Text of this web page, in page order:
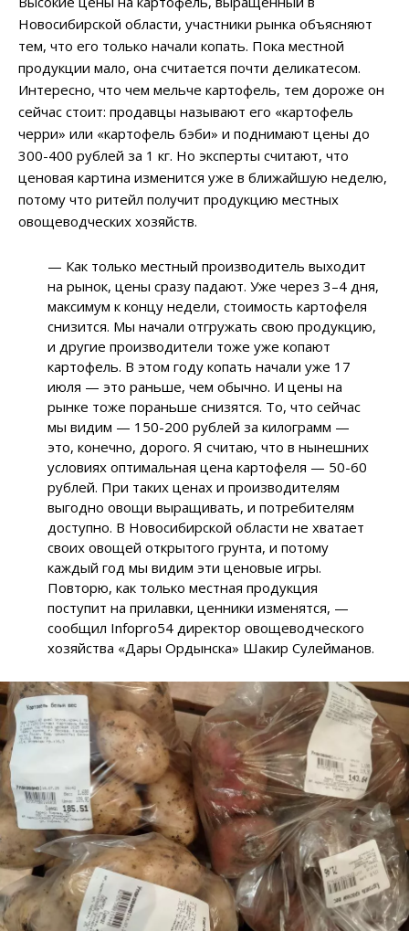
Новосибирской области, участники рынка объясняют
тем, что его только начали копать. Пока местной
продукции мало, она считается почти деликатесом.
Интересно, что чем мельче картофель, тем дороже он
сейчас стоит: продавцы называют его «картофель
черри» или «картофель бэби» и поднимают цены до
300-400 рублей за 1 кг. Но эксперты считают, что
ценовая картина изменится уже в ближайшую неделю,
потому что ритейл получит продукцию местных
овощеводческих хозяйств.
— Как только местный производитель выходит
на рынок, цены сразу падают. Уже через 3–4 дня,
максимум к концу недели, стоимость картофеля
снизится. Мы начали отгружать свою продукцию,
и другие производители тоже уже копают
картофель. В этом году копать начали уже 17
июля — это раньше, чем обычно. И цены на
рынке тоже пораньше снизятся. То, что сейчас
мы видим — 150-200 рублей за килограмм —
это, конечно, дорого. Я считаю, что в нынешних
условиях оптимальная цена картофеля — 50-60
рублей. При таких ценах и производителям
выгодно овощи выращивать, и потребителям
доступно. В Новосибирской области не хватает
своих овощей открытого грунта, и потому
каждый год мы видим эти ценовые игры.
Повторю, как только местная продукция
поступит на прилавки, ценники изменятся, —
сообщил Infopro54 директор овощеводческого
хозяйства «Дары Ордынска» Шакир Сулейманов.